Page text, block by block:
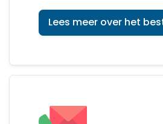
Lees meer over het